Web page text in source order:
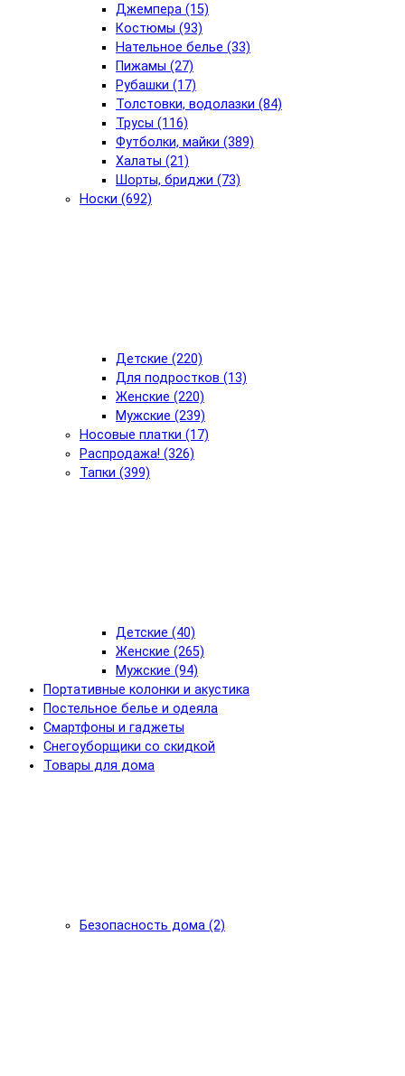
Джемпера (15)
Костюмы (93)
Нательное белье (33)
Пижамы (27)
Рубашки (17)
Толстовки, водолазки (84)
Трусы (116)
Футболки, майки (389)
Халаты (21)
Шорты, бриджи (73)
Носки (692)
Детские (220)
Для подростков (13)
Женские (220)
Мужские (239)
Носовые платки (17)
Распродажа! (326)
Тапки (399)
Детские (40)
Женские (265)
Мужские (94)
Портативные колонки и акустика
Постельное белье и одеяла
Смартфоны и гаджеты
Снегоуборщики со скидкой
Товары для дома
Безопасность дома (2)